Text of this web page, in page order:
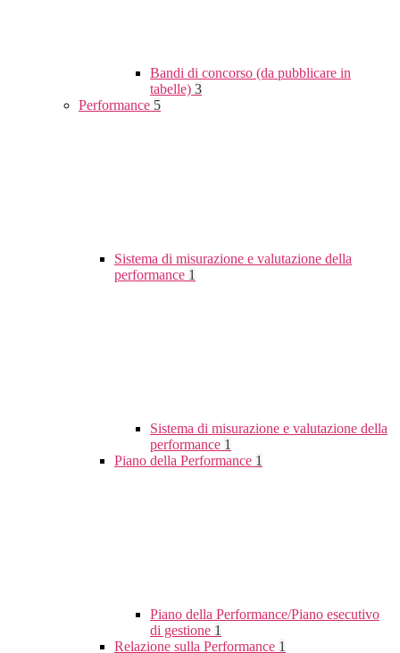
Bandi di concorso (da pubblicare in
tabelle) 3
Performance 5
Sistema di misurazione e valutazione della
performance 1
Sistema di misurazione e valutazione della
performance 1
Piano della Performance 1
Piano della Performance/Piano esecutivo
di gestione 1
Relazione sulla Performance 1